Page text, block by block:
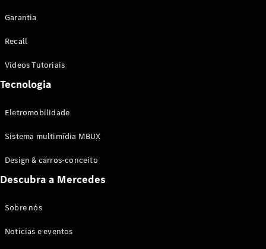
Garantia
Recall
Vídeos Tutoriais
Tecnologia
Eletromobilidade
Sistema multimídia MBUX
Design & carros-conceito
Descubra a Mercedes
Sobre nós
Notícias e eventos